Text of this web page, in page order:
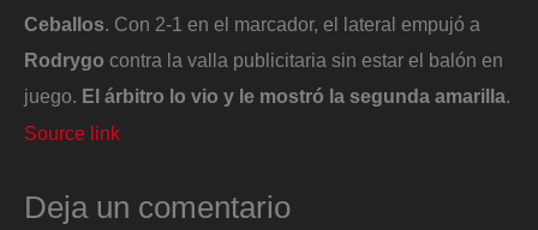
Ceballos. Con 2-1 en el marcador, el lateral empujó a
Rodrygo contra la valla publicitaria sin estar el balón en
juego. El árbitro lo vio y le mostró la segunda amarilla.
Source link
Deja un comentario